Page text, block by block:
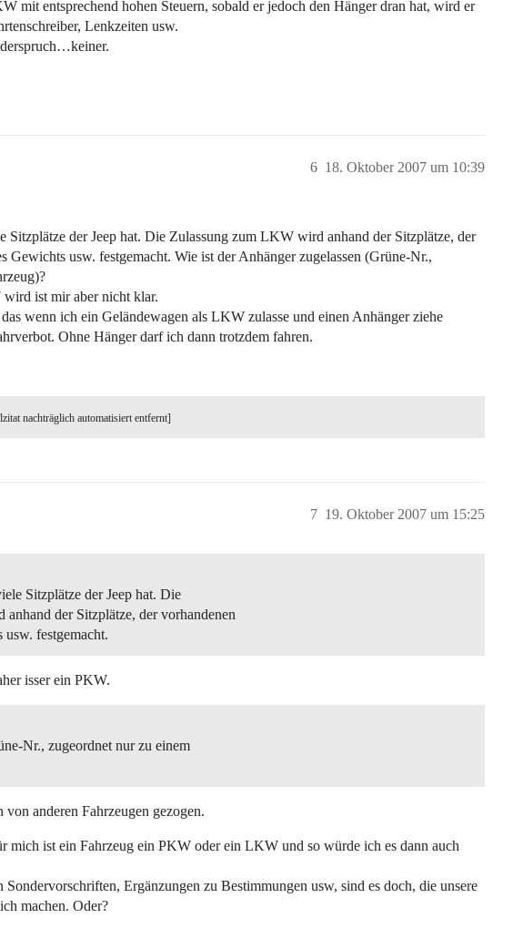
mit entsprechend hohen Steuern, sobald er jedoch den Hänger dran hat, wird er
Lenkzeiten usw.
18. Oktober 2007 um 10:39
6
Sitzplätze der Jeep hat. Die Zulassung zum LKW wird anhand der Sitzplätze, der
Gewichts usw. festgemacht. Wie ist der Anhänger zugelassen (Grüne-Nr.,
ist mir aber nicht klar.
wenn ich ein Geländewagen als LKW zulasse und einen Anhänger ziehe
Ohne Hänger darf ich dann trotzdem fahren.
nachträglich automatisiert entfernt]
19. Oktober 2007 um 15:25
7
Sitzplätze der Jeep hat. Die
der Sitzplätze, der vorhandenen
festgemacht.
isser ein PKW.
Nr., zugeordnet nur zu einem
anderen Fahrzeugen gezogen.
mich ist ein Fahrzeug ein PKW oder ein LKW und so würde ich es dann auch
Sondervorschriften, Ergänzungen zu Bestimmungen usw, sind es doch, die unsere
machen. Oder?